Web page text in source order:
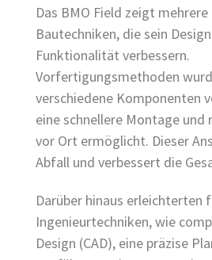
Das BMO Field zeigt
Bautechniken, die sein
Funktionalität verbessern.
Vorfertigungsmethoden
verschiedene Komponenten
eine schnellere Montage und
vor Ort ermöglicht. Dieser
Abfall und verbessert die
Darüber hinaus
Ingenieurtechniken, wie
Design (CAD), eine präzise